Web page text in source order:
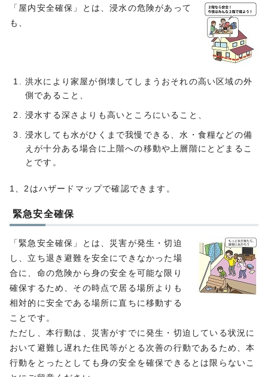
「屋内安全確保」とは、浸水の危険があって
も、
洪水により家屋が倒壊してしまうおそれの高い区域の外
側であること、
浸水する深さよりも高いところにいること、
浸水しても水がひくまで我慢できる、水・食糧などの備
えが十分ある場合に上階への移動や上層階にとどまるこ
とです。
1、2はハザードマップで確認できます。
緊急安全確保
「緊急安全確保」とは、災害が発生・切迫
し、立ち退き避難を安全にできなかった場
合に、命の危険から身の安全を可能な限り
確保するため、その時点で居る場所よりも
相対的に安全である場所に直ちに移動する
ことです。
ただし、本行動は、災害がすでに発生・切迫している状況に
おいて避難し遅れた住民等がとる次善の行動であるため、本
行動をとったとしても身の安全を確保できるとは限らないこ